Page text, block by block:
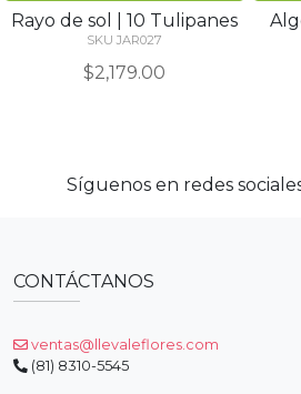
Rayo de sol | 10 Tulipanes
SKU JAR027
$2,179.00
Síguenos en redes
CONTÁCTANOS
ventas@llevaleflores.com
(81) 8310-5545